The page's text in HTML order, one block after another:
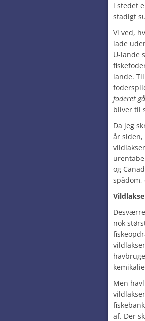
i stedet
stadigt
Vi ved,
lade
U-lande
lande.
foderet
bliver til
Da jeg
år siden,
og
spådom,
nok
Men
af. Der